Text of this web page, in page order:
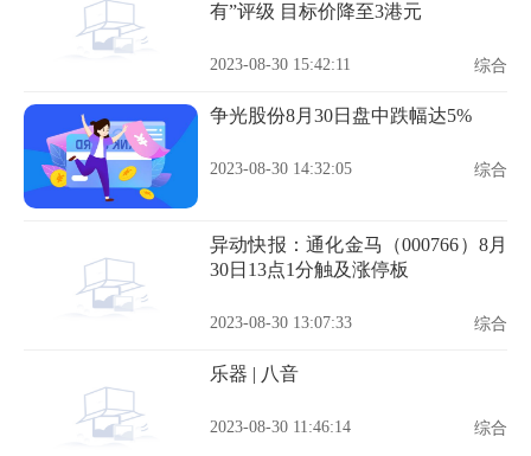
有”评级 目标价降至3港元
2023-08-30 15:42:11 综合
争光股份8月30日盘中跌幅达5%
2023-08-30 14:32:05 综合
异动快报：通化金马（000766）8月
30日13点1分触及涨停板
2023-08-30 13:07:33 综合
乐器 | 八音
2023-08-30 11:46:14 综合